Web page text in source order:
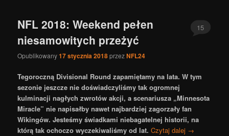
NFL 2018: Weekend pełen
niesamowitych przeżyć
Opublikowany17 stycznia 2018przezNFL24
15
Tegoroczną Divisional Round zapamiętamy na lata. W tym
sezonie jeszcze nie doświadczyliśmy tak ogromnej
kulminacji nagłych zwrotów akcji, a scenariusza „Minnesota
Miracle” nie napisałby nawet najbardziej zagorzały fan
Wikingów. Jesteśmy świadkami niebagatelnej historii, na
którą tak ochoczo wyczekiwaliśmy od lat.Czytaj dalej →